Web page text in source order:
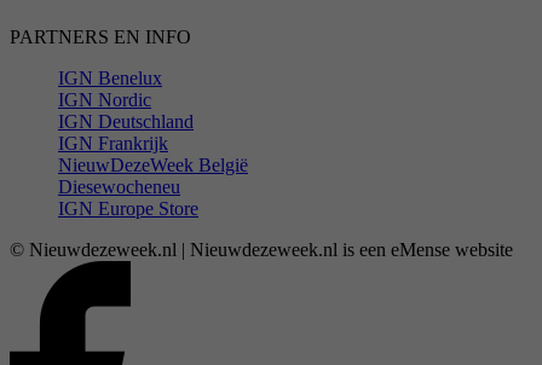
PARTNERS EN INFO
IGN Benelux
IGN Nordic
IGN Deutschland
IGN Frankrijk
NieuwDezeWeek België
Diesewocheneu
IGN Europe Store
© Nieuwdezeweek.nl | Nieuwdezeweek.nl is een eMense website